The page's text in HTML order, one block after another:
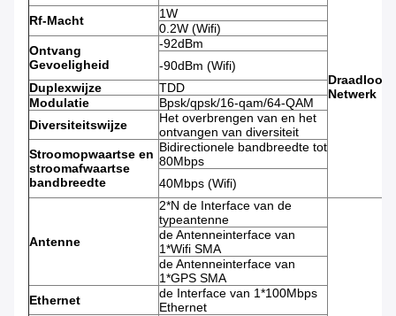
Draadloos
Netwerk
Rf-Macht
1W
0.2W (Wifi)
Ontvang
Gevoeligheid
-92dBm
-90dBm (Wifi)
Duplexwijze
TDD
Modulatie
Bpsk/qpsk/16-qam/64-QAM
Diversiteitswijze
Het overbrengen van en het
ontvangen van diversiteit
Stroomopwaartse en
stroomafwaartse
bandbreedte
Bidirectionele bandbreedte tot
80Mbps
40Mbps (Wifi)
Antenne
2*N de Interface van de
typeantenne
de Antenneinterface van
1*Wifi SMA
de Antenneinterface van
1*GPS SMA
Ethernet
de Interface van 1*100Mbps
Ethernet